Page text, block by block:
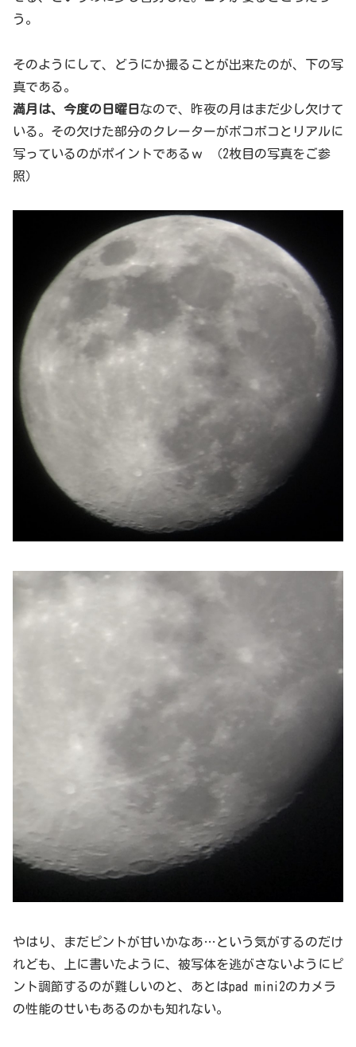
う。
そのようにして、どうにか撮ることが出来たのが、下の写
真である。
満月は、今度の日曜日 なので、昨夜の月はまだ少し欠けて
いる。その欠けた部分のクレーターがボコボコとリアルに
写っているのがポイントであるｗ （2枚目の写真をご参
照）
やはり、まだピントが甘いかなあ…という気がするのだけ
れども、上に書いたように、被写体を逃がさないようにピ
ント調節するのが難しいのと、あとはpad mini2のカメラ
の性能のせいもあるのかも知れない。